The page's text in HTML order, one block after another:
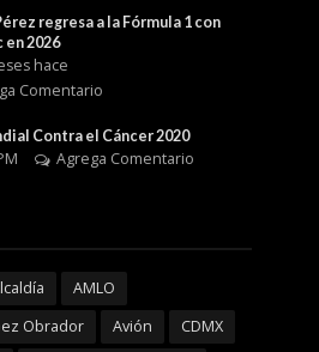
regresa a la Fórmula 1 con
en 2026
hace
Comentario
Contra el Cáncer 2020
Agrega Comentario
AMLO
Obrador
Avión
CDMX